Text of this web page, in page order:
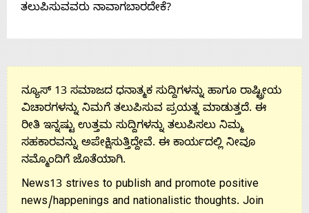
Us
ತಲುಪಿಸುವವರು ನಾವಾಗಬಾರದೇಕೆ?
ನ್ಯೂಸ್ 13 ಸಮಾಜದ ಧನಾತ್ಮಕ ಸುದ್ದಿಗಳನ್ನು ಹಾಗೂ ರಾಷ್ಟ್ರೀಯ
ವಿಚಾರಗಳನ್ನು ನಿಮಗೆ ತಲುಪಿಸುವ ಪ್ರಯತ್ನ ಮಾಡುತ್ತದೆ. ಈ
ರೀತಿ ಇನ್ನಷ್ಟು ಉತ್ತಮ ಸುದ್ದಿಗಳನ್ನು ತಲುಪಿಸಲು ನಿಮ್ಮ
ಸಹಕಾರವನ್ನು ಅಪೇಕ್ಷಿಸುತ್ತಿದ್ದೇವೆ. ಈ ಕಾರ್ಯದಲ್ಲಿ ನೀವೂ
ನಮ್ಮೊಂದಿಗೆ ಜೊತೆಯಾಗಿ.
News13 strives to publish and promote positive
news/happenings and nationalistic thoughts. Join